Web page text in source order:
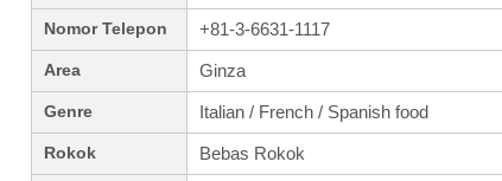
Nomor Telepon +81-3-6631-1117
Area Ginza
Genre Italian / French / Spanish food
Rokok Bebas Rokok